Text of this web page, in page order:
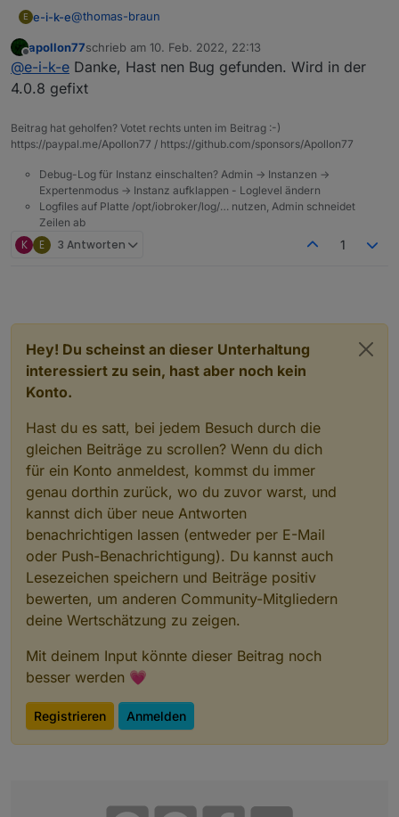
E e-i-k-e@thomas-braun
Dauerschleife:
Offline
apollon77schrieb am 10. Feb. 2022, 22:13
zuletzt editiert von
@e-i-k-e Danke, Hast nen Bug gefunden. Wird in der
4.0.8 gefixt
Beitrag hat geholfen? Votet rechts unten im Beitrag :-)
https://paypal.me/Apollon77 / https://github.com/sponsors/Apollon77
Debug-Log für Instanz einschalten? Admin -> Instanzen ->
Expertenmodus -> Instanz aufklappen - Loglevel ändern
Logfiles auf Platte /opt/iobroker/log/… nutzen, Admin schneidet
Zeilen ab
K E 3 Antworten 1
Hey! Du scheinst an dieser Unterhaltung
interessiert zu sein, hast aber noch kein
Konto.
Hast du es satt, bei jedem Besuch durch die
gleichen Beiträge zu scrollen? Wenn du dich
für ein Konto anmeldest, kommst du immer
genau dorthin zurück, wo du zuvor warst, und
kannst dich über neue Antworten
benachrichtigen lassen (entweder per E-Mail
oder Push-Benachrichtigung). Du kannst auch
Lesezeichen speichern und Beiträge positiv
bewerten, um anderen Community-Mitgliedern
deine Wertschätzung zu zeigen.
Mit deinem Input könnte dieser Beitrag noch
besser werden 💗
Registrieren Anmelden